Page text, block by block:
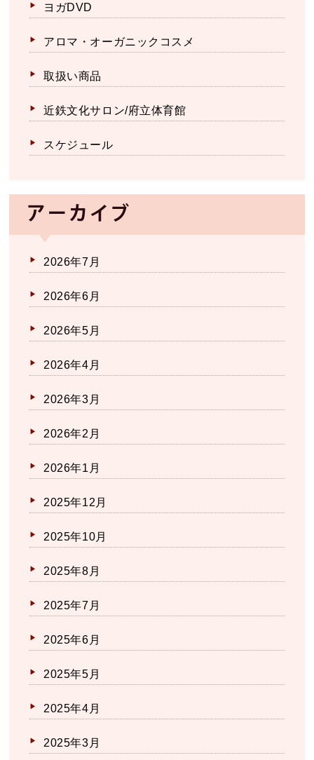
ヨガDVD
アロマ・オーガニックコスメ
取扱い商品
近鉄文化サロン/府立体育館
スケジュール
アーカイブ
2026年7月
2026年6月
2026年5月
2026年4月
2026年3月
2026年2月
2026年1月
2025年12月
2025年10月
2025年8月
2025年7月
2025年6月
2025年5月
2025年4月
2025年3月